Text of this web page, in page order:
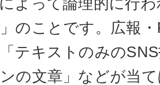
のことです。広報
テキストのみの
の文章」などが当